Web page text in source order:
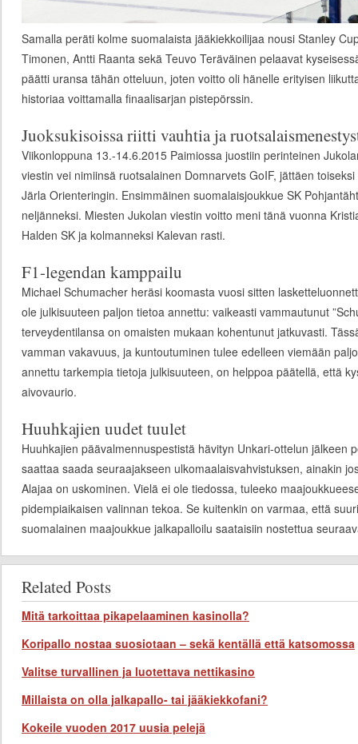
Samalla peräti kolme suomalaista jääkiekkoilijaa nousi Stanley
Timonen, Antti Raanta sekä Teuvo Teräväinen pelaavat
päätti uransa tähän otteluun, joten voitto oli hänelle erityisen
historiaa voittamalla finaalisarjan pistepörssin.
Juoksukisoissa riitti vauhtia ja
Viikonloppuna 13.-14.6.2015 Paimiossa juostiin perinteinen
viestin vei nimiinsä ruotsalainen Domnarvets GoIF, jättäen
Järla Orienteringin. Ensimmäinen suomalaisjoukkue SK
neljänneksi. Miesten Jukolan viestin voitto meni tänä vuonna
Halden SK ja kolmanneksi Kalevan rasti.
F1-legendan kamppailu
Michael Schumacher heräsi koomasta vuosi sitten
ole julkisuuteen paljon tietoa annettu: vaikeasti vammautunut
terveydentilansa on omaisten mukaan kohentunut jatkuvasti.
vamman vakavuus, ja kuntoutuminen tulee edelleen viemään
annettu tarkempia tietoja julkisuuteen, on helppoa päätellä, että
aivovaurio.
Huuhkajien uudet tuulet
Huuhkajien päävalmennuspestistä hävityn Unkari-ottelun jälkeen
saattaa saada seuraajakseen ulkomaalaisvahvistuksen, ainakin
Alajaa on uskominen. Vielä ei ole tiedossa, tuleeko
pidempiaikaisen valinnan tekoa. Se kuitenkin on varmaa, että
suomalainen maajoukkue jalkapalloilu saataisiin nostettua
Related Posts
Mitä tarkoittaa pikapelaaminen kasinolla?
Koripallo nostaa suosiotaan – sekä kentällä että katsomossa
Valitse turvallinen ja luotettava nettikasino
Millaista on olla jalkapallo- tai jääkiekkofani?
Kokeile vuoden 2017 uusia pelejä